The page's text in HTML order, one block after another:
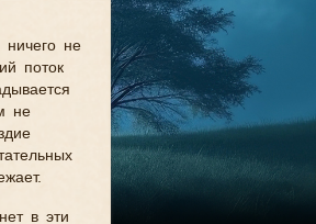
не
поток
не
в эти